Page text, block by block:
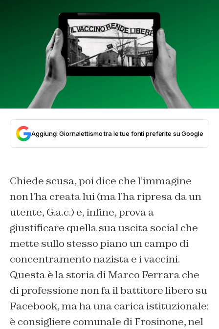
Aggiungi Giornalettismo tra le tue fonti preferite su Google
Chiede scusa, poi dice che l’immagine
non l’ha creata lui (ma l’ha ripresa da un
utente, G.a.c.) e, infine, prova a
giustificare quella sua uscita social che
mette sullo stesso piano un campo di
concentramento nazista e i vaccini.
Questa è la storia di Marco Ferrara che
di professione non fa il battitore libero su
Facebook, ma ha una carica istituzionale:
è consigliere comunale di Frosinone, nel